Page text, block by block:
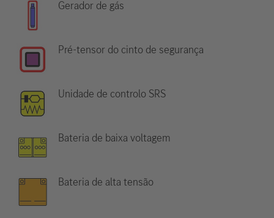
Gerador de gás
Pré-tensor do cinto de segurança
Unidade de controlo SRS
Bateria de baixa voltagem
Bateria de alta tensão